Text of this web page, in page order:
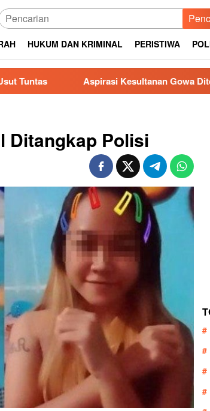
HUKUM DAN KRIMINAL PERISTIWA
Aspirasi Kesultanan Gowa Diterima DPRD,
Ditangkap Polisi